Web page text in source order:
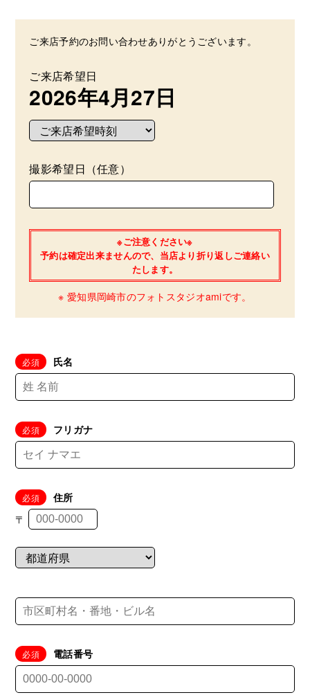
ご来店予約のお問い合わせありがとうございます。
ご来店希望日
2026年4月27日
撮影希望日（任意）
※ご注意ください※
予約は確定出来ませんので、当店より折り返しご連絡い
たします。
※ 愛知県岡崎市のフォトスタジオamiです。
氏名
フリガナ
住所
〒
電話番号